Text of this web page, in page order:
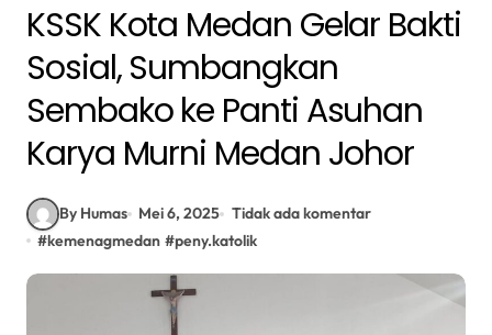
KSSK Kota Medan Gelar Bakti
Sosial, Sumbangkan
Sembako ke Panti Asuhan
Karya Murni Medan Johor
By Humas Mei 6, 2025 Tidak ada komentar
#kemenagmedan #peny.katolik